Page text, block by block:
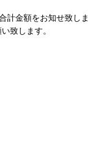
計金額をお知せ致しま
致します。